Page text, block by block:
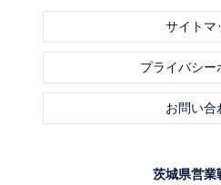
サイトマ
プライバシー
お問い合
茨城県営業